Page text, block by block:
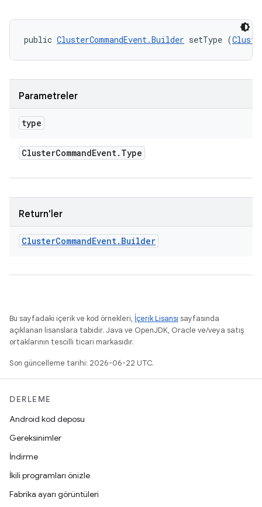
public ClusterCommandEvent.Builder setType (
Parametreler
type
ClusterCommandEvent. Type
Return'ler
ClusterCommandEvent. Builder
Bu sayfadaki içerik ve kod örnekleri, İçerik Lisansı sayfasında
açıklanan lisanslara tabidir. Java ve OpenJDK, Oracle ve/veya satış
ortaklarının tescilli ticari markasıdır.
Son güncelleme tarihi: 2026-06-22 UTC.
DERLEME
Android kod deposu
Gereksinimler
İndirme
İkili programları önizle
Fabrika ayarı görüntüleri